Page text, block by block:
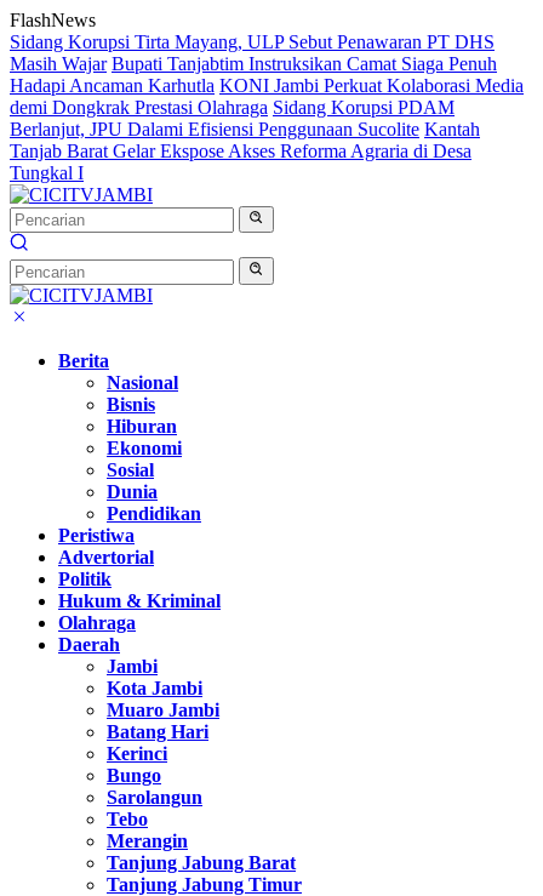
Langsung
ke
konten
FlashNews
Sidang Korupsi Tirta Mayang, ULP Sebut Penawaran PT DHS
Masih Wajar Bupati Tanjabtim Instruksikan Camat Siaga Penuh
Hadapi Ancaman Karhutla KONI Jambi Perkuat Kolaborasi Media
demi Dongkrak Prestasi Olahraga Sidang Korupsi PDAM
Berlanjut, JPU Dalami Efisiensi Penggunaan Sucolite Kantah
Tanjab Barat Gelar Ekspose Akses Reforma Agraria di Desa
Tungkal I
Berita
Nasional
Bisnis
Hiburan
Ekonomi
Sosial
Dunia
Pendidikan
Peristiwa
Advertorial
Politik
Hukum & Kriminal
Olahraga
Daerah
Jambi
Kota Jambi
Muaro Jambi
Batang Hari
Kerinci
Bungo
Sarolangun
Tebo
Merangin
Tanjung Jabung Barat
Tanjung Jabung Timur